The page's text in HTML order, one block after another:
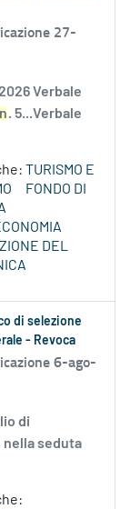
27-
Verbale
n. 5...Verbale
TURISMO E
FONDO DI
DEL
di selezione
- Revoca
6-ago-
di
nella seduta